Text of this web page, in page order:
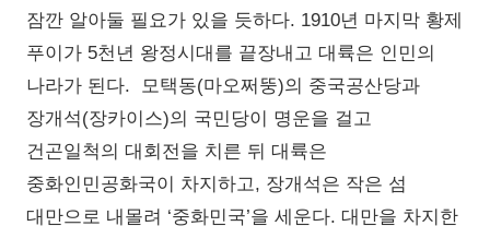
잠깐 알아둘 필요가 있을 듯하다. 1910년 마지막 황제
푸이가 5천년 왕정시대를 끝장내고 대륙은 인민의
나라가 된다. 모택동(마오쩌뚱)의 중국공산당과
장개석(장카이스)의 국민당이 명운을 걸고
건곤일척의 대회전을 치른 뒤 대륙은
중화인민공화국이 차지하고, 장개석은 작은 섬
대만으로 내몰려 ‘중화민국’을 세운다. 대만을 차지한